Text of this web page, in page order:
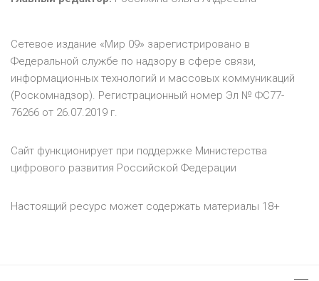
Сетевое издание «Мир 09» зарегистрировано в
Федеральной службе по надзору в сфере связи,
информационных технологий и массовых коммуникаций
(Роскомнадзор). Регистрационный номер Эл № ФС77-
76266 от 26.07.2019 г.
Сайт функционирует при поддержке Министерства
цифрового развития Российской Федерации
Настоящий ресурс может содержать материалы 18+